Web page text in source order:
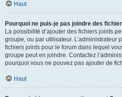
Haut
Pourquoi ne puis-je pas joindre des
La possibilité d’ajouter des fichiers joints
groupe, ou par utilisateur. L’administrateur
fichiers joints pour le forum dans lequel
groupe peut en joindre. Contactez
pourquoi vous ne pouvez pas ajouter de
Haut